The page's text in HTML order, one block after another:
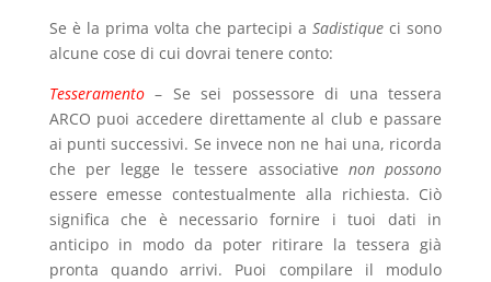
Se è la prima volta che partecipi aSadistiqueci sono
alcune cose di cui dovrai tenere conto:
Tesseramento– Se sei possessore di una tessera
ARCO puoi accedere direttamente al club e passare
ai punti successivi. Se invece non ne hai una, ricorda
che per legge le tessere associative non possono
essere emesse contestualmente alla richiesta. Ciò
significa che è necessario fornire i tuoi dati in
anticipo in modo da poter ritirare la tessera già
pronta quando arrivi. Puoi compilare il modulo